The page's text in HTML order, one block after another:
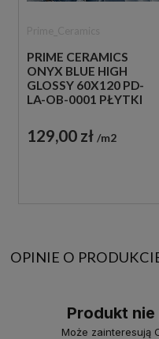
PRIME CERAMICS
ONYX BLUE HIGH
GLOSSY 60X120 PD-
LA-OB-0001 PŁYTKI
129,00 zł m2
OPINIE O
Produkt
Może zainteresują